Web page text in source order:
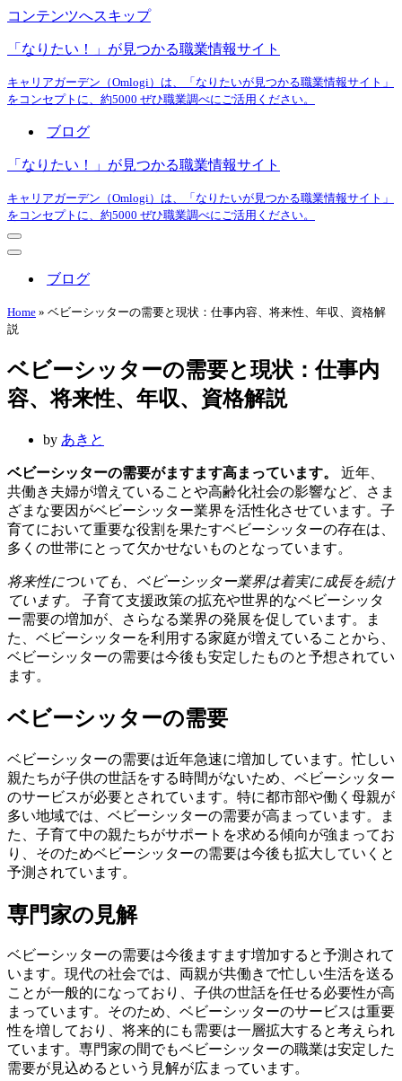
コンテンツへスキップ
「なりたい！」が見つかる職業情報サイト
キャリアガーデン（Omlogi）は、「なりたいが見つかる職業情報サイト」
をコンセプトに、約5000 ぜひ職業調べにご活用ください。
ブログ
「なりたい！」が見つかる職業情報サイト
キャリアガーデン（Omlogi）は、「なりたいが見つかる職業情報サイト」
をコンセプトに、約5000 ぜひ職業調べにご活用ください。
ナ
ビ
シ
ョ
ニ
ュ
ー
ナ
ー
シ
メ
ニ
ュ
ブログ
Home » ベビーシッターの需要と現状：仕事内容、将来性、年収、資格解
説
ベビーシッターの需要と現状：仕事内
容、将来性、年収、資格解説
by あきと
ベビーシッターの需要がますます高まっています。
近年、
共働き夫婦が増えていることや高齢化社会の影響など、さま
ざまな要因がベビーシッター業界を活性化させています。子
育てにおいて重要な役割を果たすベビーシッターの存在は、
多くの世帯にとって欠かせないものとなっています。
将来性についても、ベビーシッター業界は着実に成長を続け
ています。
子育て支援政策の拡充や世界的なベビーシッタ
ー需要の増加が、さらなる業界の発展を促しています。ま
た、ベビーシッターを利用する家庭が増えていることから、
ベビーシッターの需要は今後も安定したものと予想されてい
ます。
ベビーシッターの需要
ベビーシッターの需要は近年急速に増加しています。忙しい
親たちが子供の世話をする時間がないため、ベビーシッター
のサービスが必要とされています。特に都市部や働く母親が
多い地域では、ベビーシッターの需要が高まっています。ま
た、子育て中の親たちがサポートを求める傾向が強まってお
り、そのためベビーシッターの需要は今後も拡大していくと
予測されています。
専門家の見解
ベビーシッターの需要は今後ますます増加すると予測されて
います。現代の社会では、両親が共働きで忙しい生活を送る
ことが一般的になっており、子供の世話を任せる必要性が高
まっています。そのため、ベビーシッターのサービスは重要
性を増しており、将来的にも需要は一層拡大すると考えられ
ています。専門家の間でもベビーシッターの職業は安定した
需要が見込めるという見解が広まっています。